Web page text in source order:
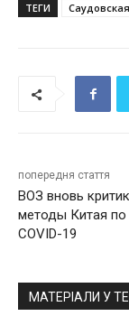
ТЕГИ
попередня стаття
ВОЗ вновь
методы Китая
COVID-19
МАТЕРІАЛИ У